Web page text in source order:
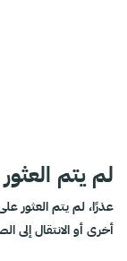
لم يتم
عذرًا، لم يتم العثور
أخرى أو الانتقال إلى